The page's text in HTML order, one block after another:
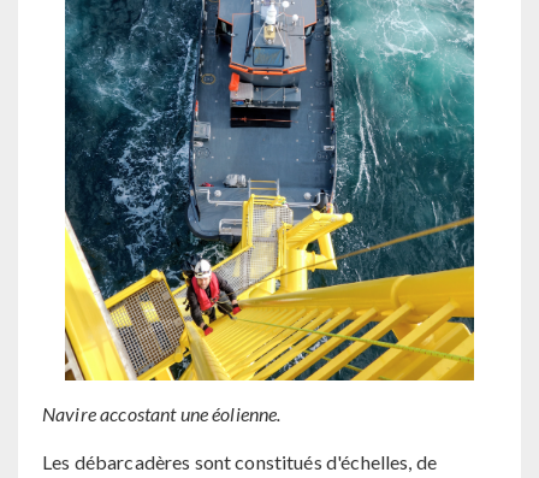
Navire accostant une éolienne.
Les débarcadères sont constitués d'échelles, de